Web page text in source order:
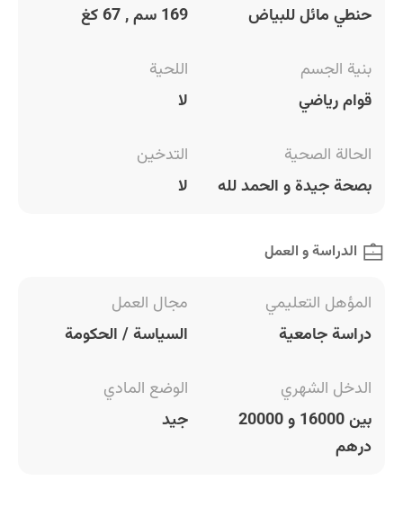
حنطي مائل للبياض
169 سم , 67 كغ
بنية الجسم
قوام رياضي
اللحية
لا
الحالة الصحية
بصحة جيدة و الحمد لله
التدخين
لا
الدراسة و العمل
المؤهل التعليمي
دراسة جامعية
مجال العمل
السياسة / الحكومة
الدخل الشهري
بين 16000 و 20000
درهم
الوضع المادي
جيد